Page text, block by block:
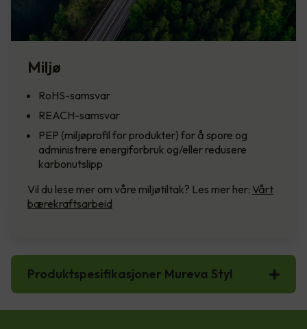
Miljø
RoHS-samsvar
REACH-samsvar
PEP (miljøprofil for produkter) for å spore og
administrere energiforbruk og/eller redusere
karbonutslipp
Vil du lese mer om våre miljøtiltak? Les mer her: Vårt
bærekraftsarbeid
Produktspesifikasjoner Mureva Styl